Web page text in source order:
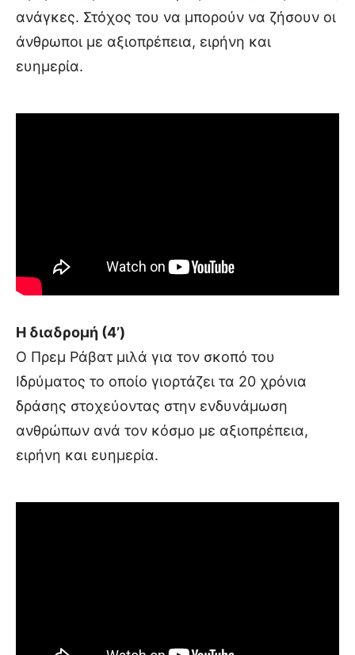
ανάγκες. Στόχος του να μπορούν να ζήσουν οι
άνθρωποι με αξιοπρέπεια, ειρήνη και
ευημερία.​
Η διαδρομή (4’)
Ο Πρεμ Ράβατ μιλά για τον σκοπό του
Ιδρύματος το οποίο γιορτάζει τα 20 χρόνια
δράσης στοχεύοντας στην ενδυνάμωση
ανθρώπων ανά τον κόσμο με αξιοπρέπεια,
ειρήνη και ευημερία.